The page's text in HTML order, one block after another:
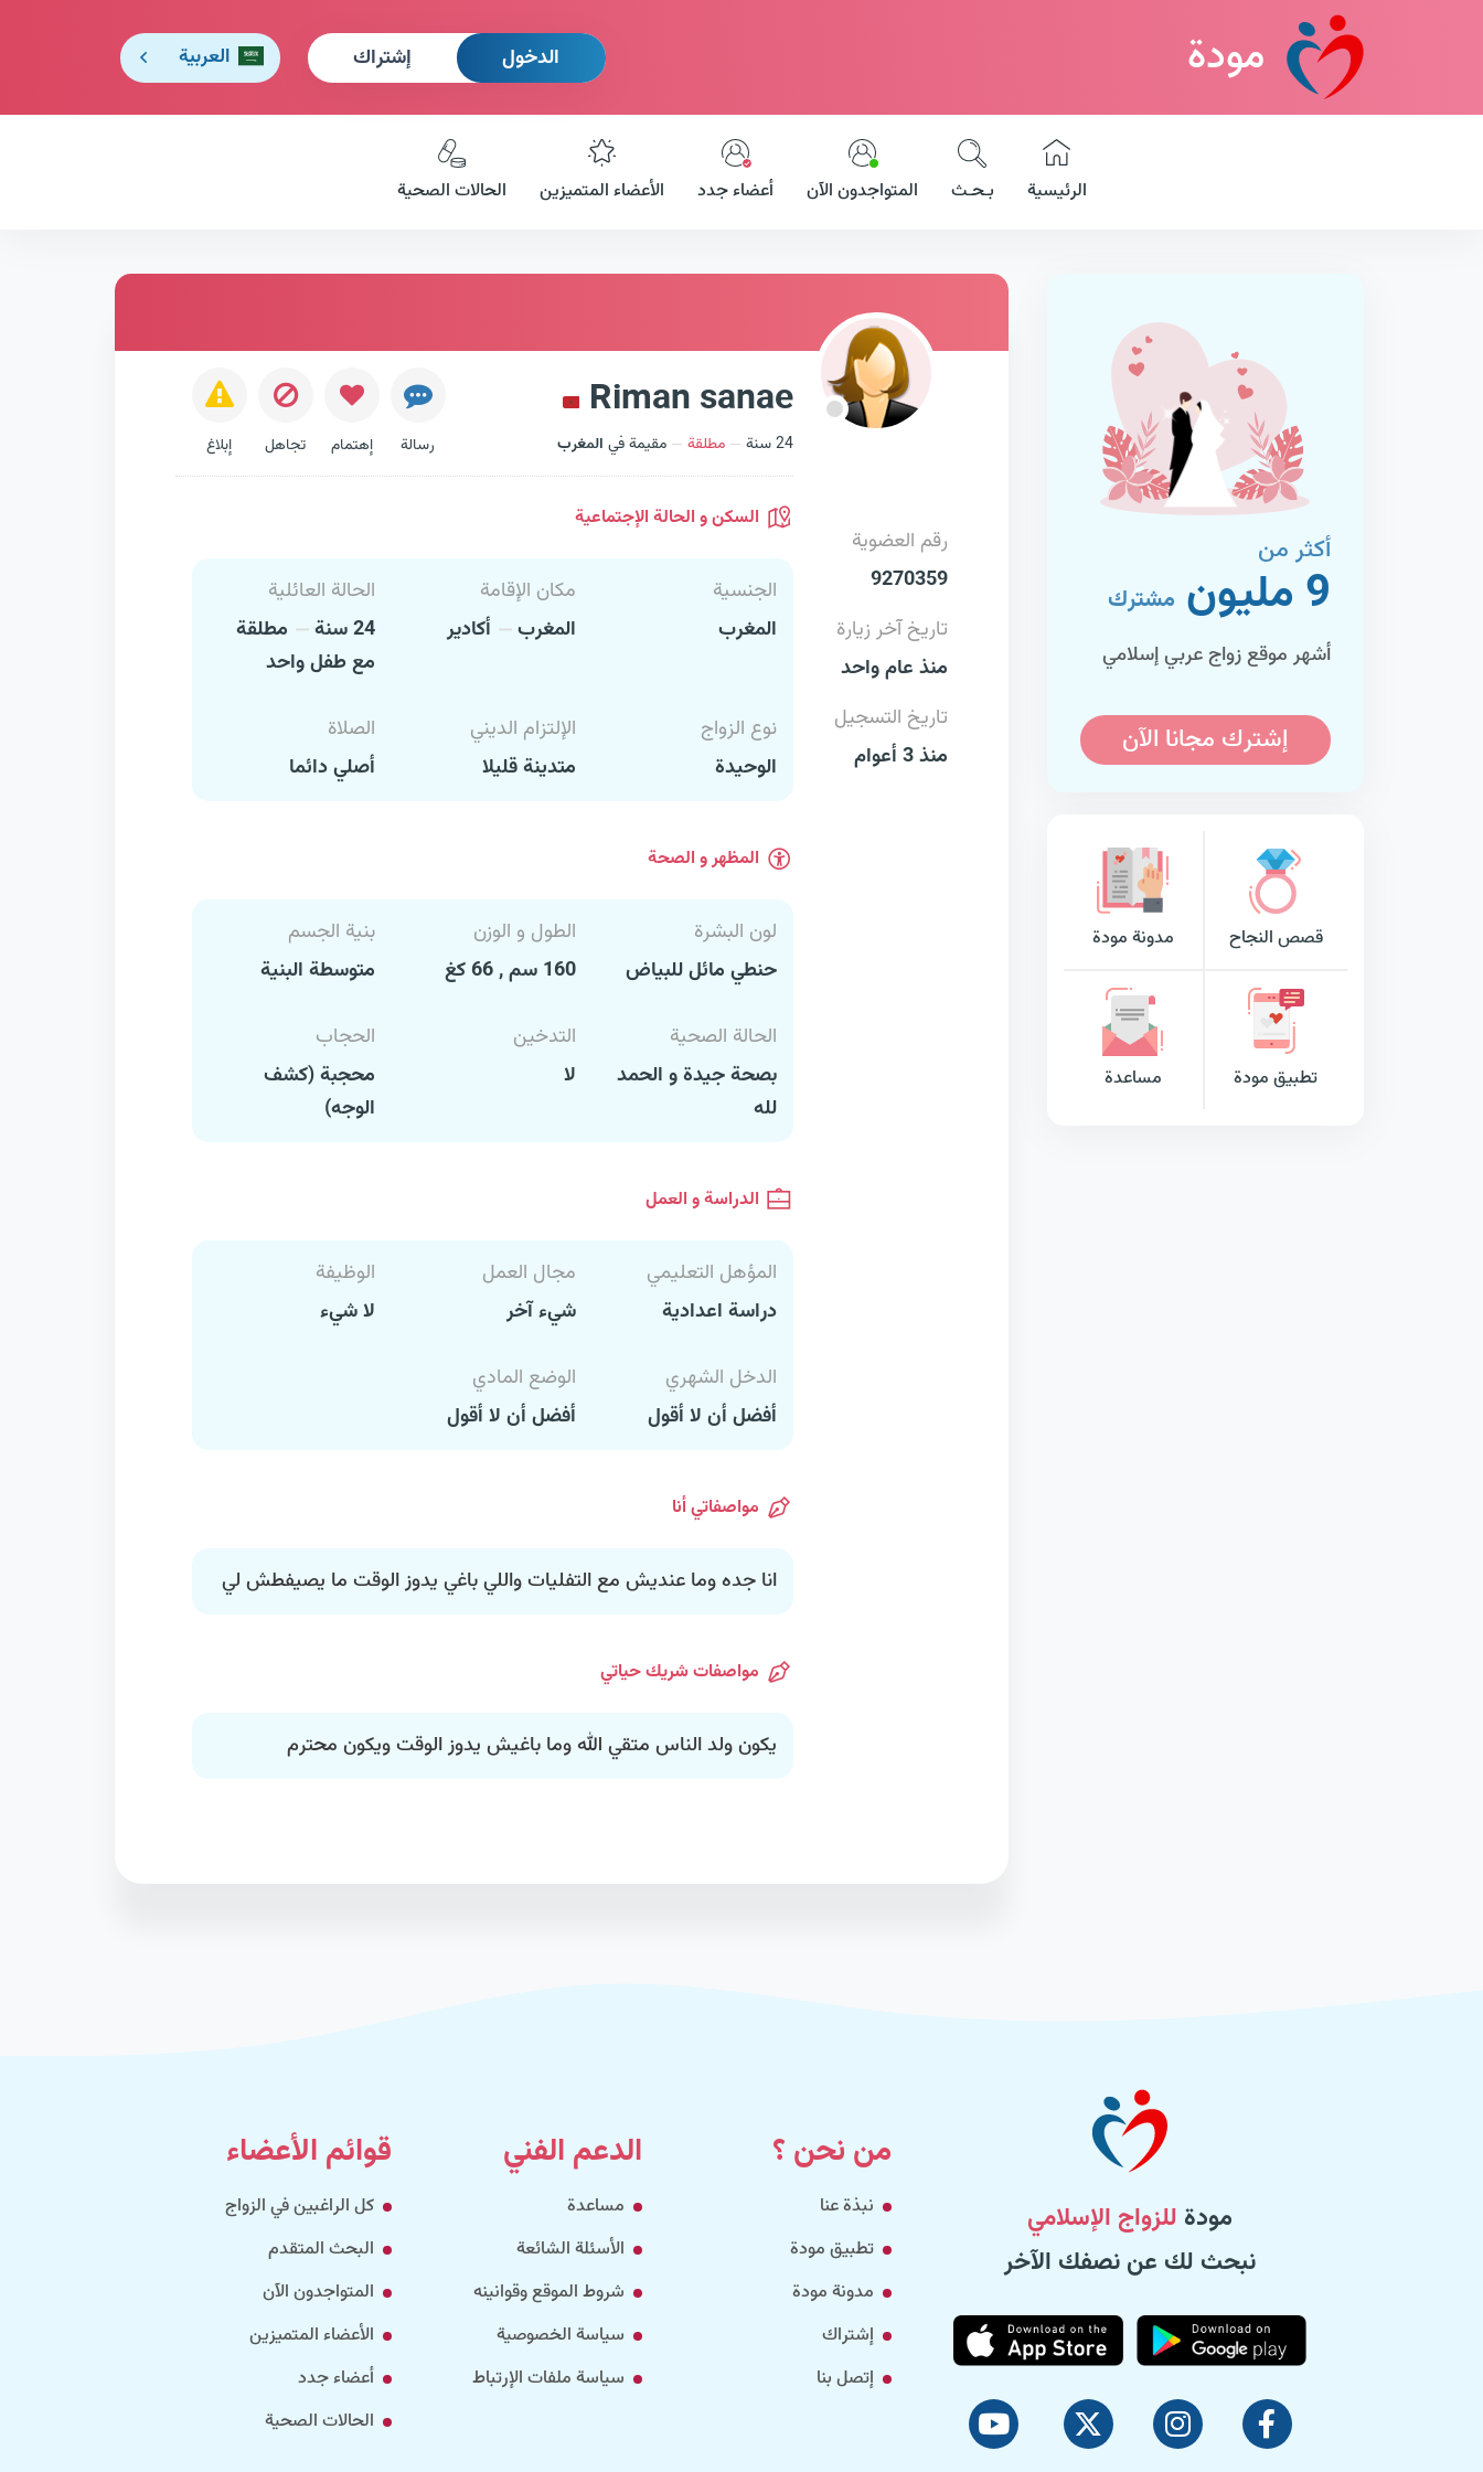
مودة الدخول إشتراك العربية
الرئيسية بـحـث المتواجدون الآن أعضاء جدد الأعضاء المتميزين الحالات الصحية
أكثر من
9 مليون مشترك
أشهر موقع زواج عربي إسلامي
إشترك مجانا الآن
قصص النجاح مدونة مودة
تطبيق مودة مساعدة
Riman sanae
24 سنة مطلقة مقيمة في المغرب رسالة إهتمام تجاهل إبلاغ
رقم العضوية
9270359
تاريخ آخر زيارة
منذ عام واحد
تاريخ التسجيل
منذ 3 أعوام
السكن و الحالة الإجتماعية
الجنسية
المغرب
مكان الإقامة
المغرب
أكادير
الحالة العائلية
24 سنة
مطلقة
مع طفل واحد
نوع الزواج
الوحيدة
الإلتزام الديني
متدينة قليلا
الصلاة
أصلي دائما
المظهر و الصحة
لون البشرة
حنطي مائل للبياض
الطول و الوزن
160 سم , 66 كغ
بنية الجسم
متوسطة البنية
الحالة الصحية
بصحة جيدة و الحمد
لله
التدخين
لا
الحجاب
محجبة (كشف
الوجه)
الدراسة و العمل
المؤهل التعليمي
دراسة اعدادية
مجال العمل
شيء آخر
الوظيفة
لا شيء
الدخل الشهري
أفضل أن لا أقول
الوضع المادي
أفضل أن لا أقول
مواصفاتي أنا
انا جده وما عنديش مع التفليات واللي باغي يدوز الوقت ما يصيفطش لي
مواصفات شريك حياتي
يكون ولد الناس متقي الله وما باغيش يدوز الوقت ويكون محترم
مودة للزواج الإسلامي
نبحث لك عن نصفك الآخر
من نحن ؟
نبذة عنا
تطبيق مودة
مدونة مودة
إشتراك
إتصل بنا
الدعم الفني
مساعدة
الأسئلة الشائعة
شروط الموقع وقوانينه
سياسة الخصوصية
سياسة ملفات الإرتباط
قوائم الأعضاء
كل الراغبين في الزواج
البحث المتقدم
المتواجدون الآن
الأعضاء المتميزين
أعضاء جدد
الحالات الصحية